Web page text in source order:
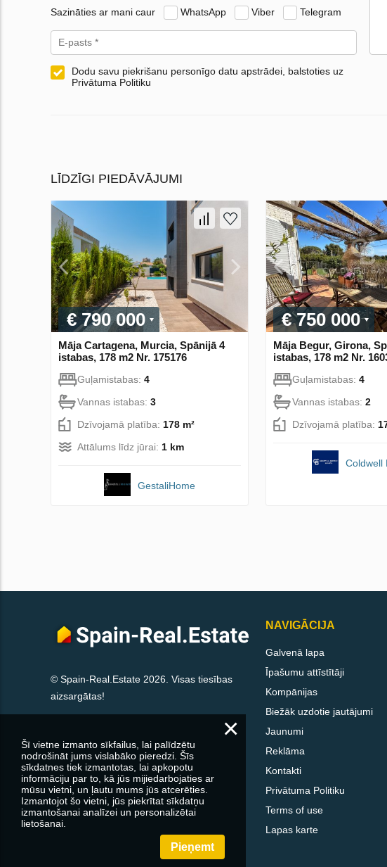
Sazināties ar mani caur WhatsApp Viber Telegram
Dodu savu piekrišanu personīgo datu apstrādei, balstoties uz
Privātuma Politiku
LĪDZĪGI PIEDĀVĀJUMI
€ 790 000
Māja Cartagena, Murcia, Spānijā 4
istabas, 178 m2 Nr. 175176
Guļamistabas: 4
Vannas istabas: 3
Dzīvojamā platība: 178 m²
Attālums līdz jūrai: 1 km
GestaliHome
€ 750 000
Māja Begur, Girona,
istabas, 178 m2 Nr.
Guļamistabas: 4
Vannas istabas: 2
Dzīvojamā platība:
Coldwell
© Spain-Real.Estate 2026. Visas tiesības
aizsargātas!
NAVIGĀCIJA
Galvenā lapa
Īpašumu attīstītāji
Kompānijas
Biežāk uzdotie jautājumi
Jaunumi
Reklāma
Kontakti
Privātuma Politiku
Terms of use
Lapas karte
×
Šī vietne izmanto sīkfailus, lai palīdzētu
nodrošināt jums vislabāko pieredzi. Šīs
sīkdatnes tiek izmantotas, lai apkopotu
informāciju par to, kā jūs mijiedarbojaties ar
mūsu vietni, un ļautu mums jūs atcerēties.
Izmantojot šo vietni, jūs piekrītat sīkdatņu
izmantošanai analīzei un personalizētai
lietošanai.
Pieņemt